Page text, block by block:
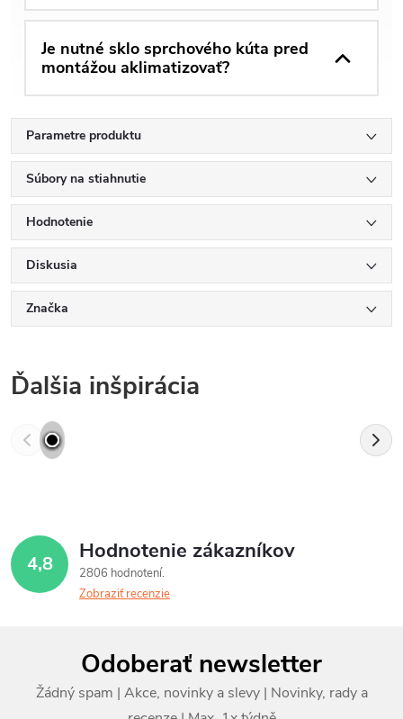
Je nutné sklo sprchového kúta pred
montážou aklimatizovať?
Parametre produktu
Súbory na stiahnutie
Hodnotenie
Diskusia
Značka
Ďalšia inšpirácia
4,8 Hodnotenie zákazníkov
2806 hodnotení
Zobraziť recenzie
Odoberať newsletter